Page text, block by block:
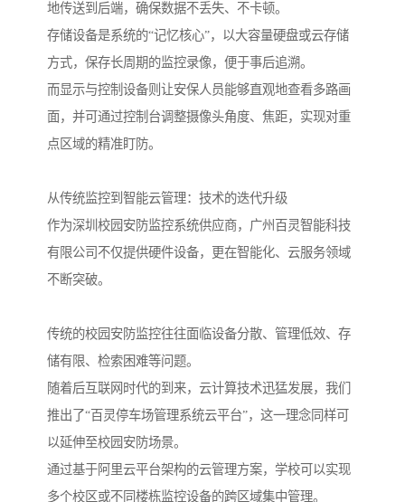
地传送到后端，确保数据不丢失、不卡顿。
存储设备是系统的“记忆核心”，以大容量硬盘或云存储
方式，保存长周期的监控录像，便于事后追溯。
而显示与控制设备则让安保人员能够直观地查看多路画
面，并可通过控制台调整摄像头角度、焦距，实现对重
点区域的精准盯防。
从传统监控到智能云管理：技术的迭代升级
作为深圳校园安防监控系统供应商，广州百灵智能科技
有限公司不仅提供硬件设备，更在智能化、云服务领域
不断突破。
传统的校园安防监控往往面临设备分散、管理低效、存
储有限、检索困难等问题。
随着后互联网时代的到来，云计算技术迅猛发展，我们
推出了“百灵停车场管理系统云平台”，这一理念同样可
以延伸至校园安防场景。
通过基于阿里云平台架构的云管理方案，学校可以实现
多个校区或不同楼栋监控设备的跨区域集中管理。